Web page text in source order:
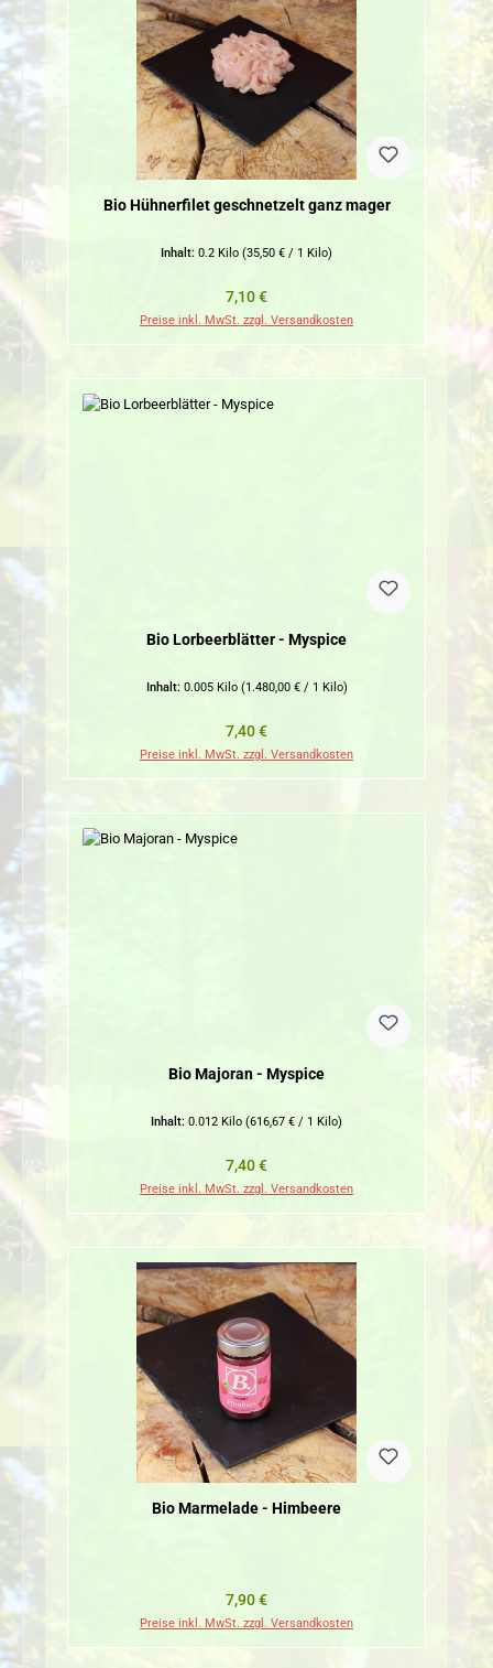
Bio Hühnerfilet geschnetzelt ganz mager
Inhalt: 0.2 Kilo (35,50 € / 1 Kilo)
Regulärer Preis:
7,10 €
Preise inkl. MwSt. zzgl. Versandkosten
Bio Lorbeerblätter - Myspice
Inhalt: 0.005 Kilo (1.480,00 € / 1 Kilo)
Regulärer Preis:
7,40 €
Preise inkl. MwSt. zzgl. Versandkosten
Bio Majoran - Myspice
Inhalt: 0.012 Kilo (616,67 € / 1 Kilo)
Regulärer Preis:
7,40 €
Preise inkl. MwSt. zzgl. Versandkosten
Bio Marmelade - Himbeere
Regulärer Preis:
7,90 €
Preise inkl. MwSt. zzgl. Versandkosten